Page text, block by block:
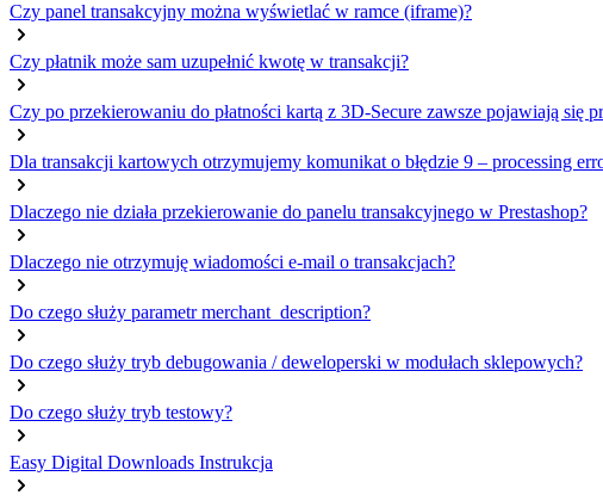
Czy panel transakcyjny można wyświetlać w ramce (iframe)?
Czy płatnik może sam uzupełnić kwotę w transakcji?
Czy po przekierowaniu do płatności kartą z 3D-Secure zawsze pojawiają się
Dla transakcji kartowych otrzymujemy komunikat o błędzie 9 – processing
Dlaczego nie działa przekierowanie do panelu transakcyjnego w Prestashop?
Dlaczego nie otrzymuję wiadomości e-mail o transakcjach?
Do czego służy parametr merchant_description?
Do czego służy tryb debugowania / deweloperski w modułach sklepowych?
Do czego służy tryb testowy?
Easy Digital Downloads Instrukcja